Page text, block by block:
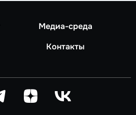
Медиа-среда
Контакты